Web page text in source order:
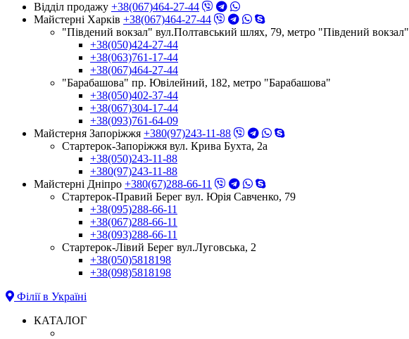
Відділ продажу +38(067)464-27-44
Майстерні Харків +38(067)464-27-44
"Південий вокзал" вул.Полтавський шлях, 79, метро "Південий вокзал"
+38(050)424-27-44
+38(063)761-17-44
+38(067)464-27-44
"Барабашова" пр. Ювілейний, 182, метро "Барабашова"
+38(050)402-37-44
+38(067)304-17-44
+38(093)761-64-09
Майстерня Запоріжжя +380(97)243-11-88
Стартерок-Запоріжжя вул. Крива Бухта, 2а
+38(050)243-11-88
+380(97)243-11-88
Майстерні Днiпро +380(67)288-66-11
Стартерок-Правий Берег вул. Юрія Савченко, 79
+38(095)288-66-11
+38(067)288-66-11
+38(093)288-66-11
Стартерок-Лівий Берег вул.Луговська, 2
+38(050)5818198
+38(098)5818198
Філії в Україні
КАТАЛОГ